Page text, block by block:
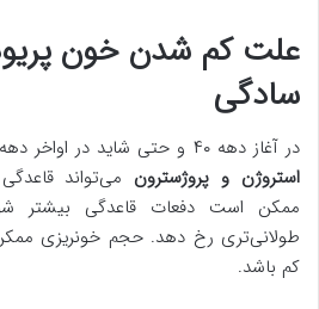
علت کم شدن خون
سادگی
در آغاز دهه ۴۰ و حتی شاید در اواخر دهه ۳۰ سالگی،
استروژن و پروژسترون می‌تواند
ممکن است دفعات قاعدگی بیشتر
طولانی‌تری رخ دهد. حجم خونریزی
کم باشد.